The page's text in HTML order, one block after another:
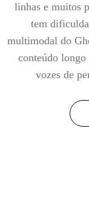
linhas e muitos
tem
multimodal do
conteúdo
vozes de